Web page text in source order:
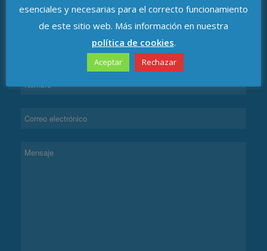
esenciales y necesarias para el correcto funcionamiento
de este sitio web. Más información en nuestra
política de cookies.
Aceptar Rechazar